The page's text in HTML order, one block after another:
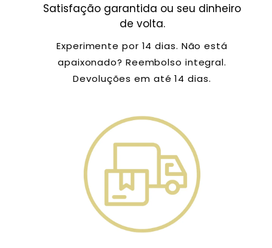
Satisfação garantida ou seu dinheiro
de volta.
Experimente por 14 dias. Não está
apaixonado? Reembolso integral.
Devoluções em até 14 dias.